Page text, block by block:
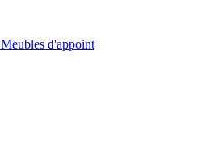
Meubles d'appoint